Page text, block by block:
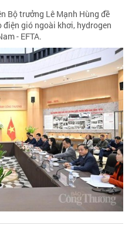
Bộ trưởng Lê Mạnh Hùng đề
gió ngoài khơi, hydrogen
- EFTA.